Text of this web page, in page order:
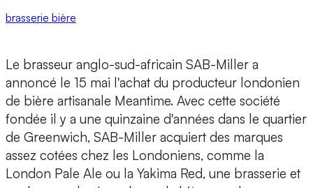
brasserie bière
Le brasseur anglo-sud-africain SAB-Miller a
annoncé le 15 mai l'achat du producteur londonien
de bière artisanale Meantime. Avec cette société
fondée il y a une quinzaine d'années dans le quartier
de Greenwich, SAB-Miller acquiert des marques
assez cotées chez les Londoniens, comme la
London Pale Ale ou la Yakima Red, une brasserie et